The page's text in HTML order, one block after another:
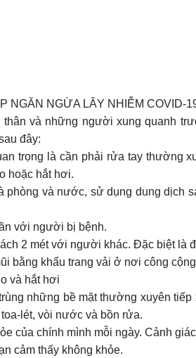
NGĂN NGỪA LÂY NHIỄM COVID-
thân và những người xung quanh
đây:
trọng là cần phải rửa tay thường
hoặc hắt hơi.
phòng và nước, sử dụng dung dịch
với người bị bệnh.
2 mét với người khác. Đặc biệt là
bằng khẩu trang vải ở nơi công
và hắt hơi
những bề mặt thường xuyên
lét, vòi nước và bồn rửa.
của chính mình mỗi ngày. Cảnh
cảm thấy không khỏe.